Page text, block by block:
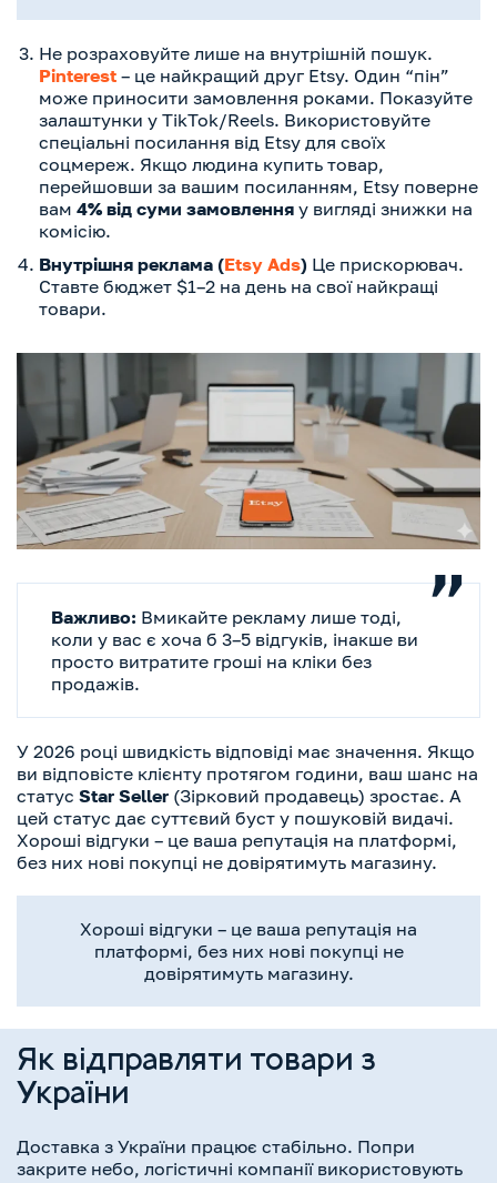
Не розраховуйте лише на внутрішній пошук.
Pinterest – це найкращий друг Etsy. Один “пін”
може приносити замовлення роками. Показуйте
залаштунки у TikTok/Reels. Використовуйте
спеціальні посилання від Etsy для своїх
соцмереж. Якщо людина купить товар,
перейшовши за вашим посиланням, Etsy поверне
вам 4% від суми замовлення у вигляді знижки на
комісію.
Внутрішня реклама (Etsy Ads) Це прискорювач.
Ставте бюджет $1–2 на день на свої найкращі
товари.
Важливо: Вмикайте рекламу лише тоді,
коли у вас є хоча б 3–5 відгуків, інакше ви
просто витратите гроші на кліки без
продажів.
У 2026 році швидкість відповіді має значення. Якщо
ви відповісте клієнту протягом години, ваш шанс на
статус Star Seller (Зірковий продавець) зростає. А
цей статус дає суттєвий буст у пошуковій видачі.
Хороші відгуки – це ваша репутація на платформі,
без них нові покупці не довірятимуть магазину.
Хороші відгуки – це ваша репутація на
платформі, без них нові покупці не
довірятимуть магазину.
Як відправляти товари з
України
Доставка з України працює стабільно. Попри
закрите небо, логістичні компанії використовують